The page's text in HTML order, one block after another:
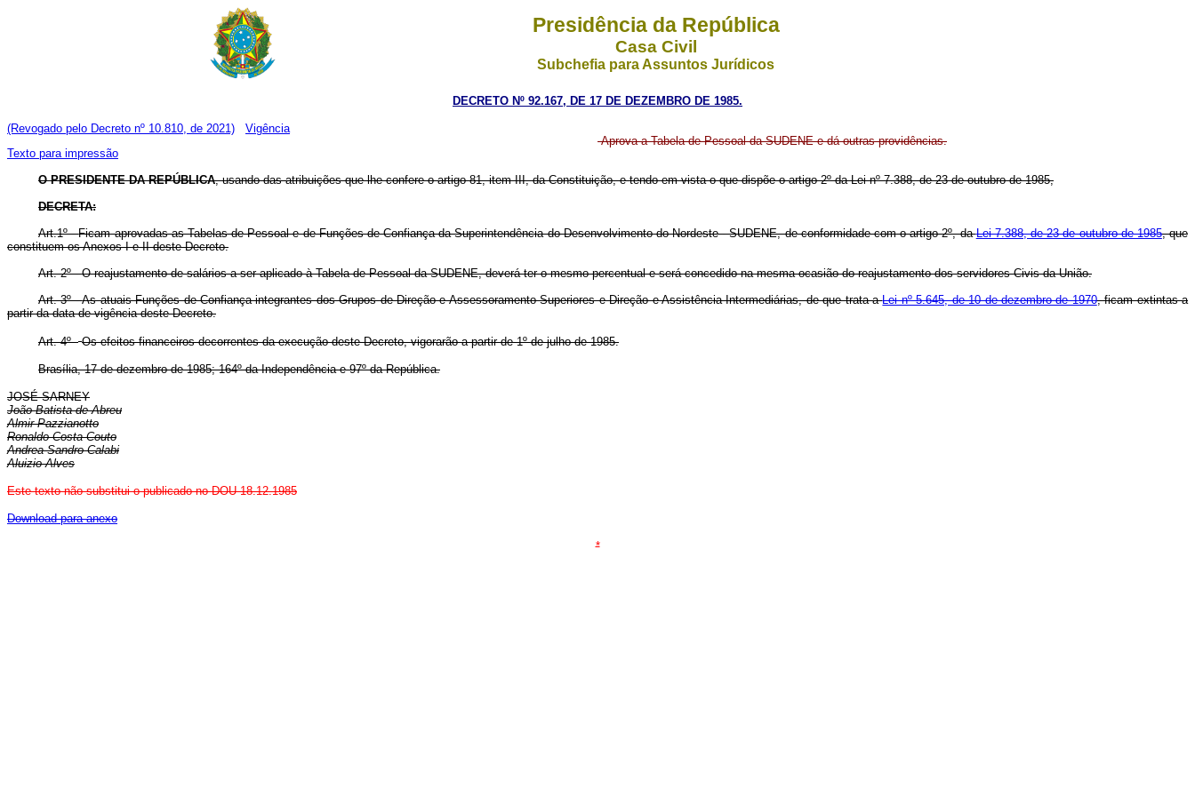
Presidência da República
Casa Civil
Subchefia para Assuntos Jurídicos
DECRETO Nº 92.167, DE 17 DE DEZEMBRO DE 1985.
(Revogado pelo Decreto nº 10.810, de 2021)
Vigência
Texto para impressão
Aprova a Tabela de Pessoal da SUDENE e dá outras providências.
O PRESIDENTE DA REPÚBLICA, usando das atribuições que lhe confere o artigo 81, item III, da Constituição, e tendo em vista o que dispõe o artigo 2º da Lei nº 7.388, de 23 de outubro de 1985,
DECRETA:
Art.1º -Ficam aprovadas as Tabelas de Pessoal e de Funções de Confiança da Superintendência do Desenvolvimento do Nordeste - SUDENE, de conformidade com o artigo 2º, daLei 7.388, de 23 de outubro de 1985, que
constituem os Anexos I e II deste Decreto.
Art. 2º -O reajustamento de salários a ser aplicado à Tabela de Pessoal da SUDENE, deverá ter o mesmo percentual e será concedido na mesma ocasião do reajustamento dos servidores Civis da União.
Art. 3º -As atuais Funções de Confiança integrantes dos Grupos de Direção e Assessoramento Superiores e Direção e Assistência Intermediárias, de que trata aLei nº 5.645, de 10 de dezembro de 1970, ficam extintas a
partir da data de vigência deste Decreto.
Art. 4º - Os efeitos financeiros decorrentes da execução deste Decreto, vigorarão a partir de 1º de julho de 1985.
Brasília, 17 de dezembro de 1985; 164º da Independência e 97º da República.
JOSÉ SARNEY
João Batista de Abreu
Almir Pazzianotto
Ronaldo Costa Couto
Andrea Sandro Calabi
Aluizio Alves
Este texto não substitui o publicado no DOU 18.12.1985
Download para anexo
*